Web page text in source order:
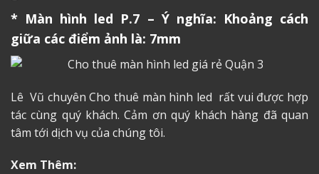
* Màn hình led P.7 – Ý nghĩa: Khoảng cách
giữa các điểm ảnh là: 7mm
Lê Vũ chuyên Cho thuê màn hình led rất vui được hợp
tác cùng quý khách. Cảm ơn quý khách hàng đã quan
tâm tới dịch vụ của chúng tôi.
Xem Thêm: